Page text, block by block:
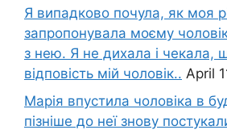
Я випадково почула, як моя
запропонувала моєму
з нею. Я не дихала і чекала,
відповість мій чоловік.. April
Марія впустила чоловіка в
пізніше до неї знову